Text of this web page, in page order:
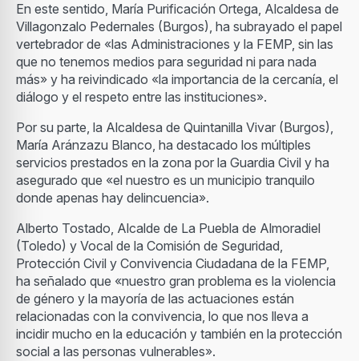
En este sentido, María Purificación Ortega, Alcaldesa de
Villagonzalo Pedernales (Burgos), ha subrayado el papel
vertebrador de «las Administraciones y la FEMP, sin las
que no tenemos medios para seguridad ni para nada
más» y ha reivindicado «la importancia de la cercanía, el
diálogo y el respeto entre las instituciones».
Por su parte, la Alcaldesa de Quintanilla Vivar (Burgos),
María Aránzazu Blanco, ha destacado los múltiples
servicios prestados en la zona por la Guardia Civil y ha
asegurado que «el nuestro es un municipio tranquilo
donde apenas hay delincuencia».
Alberto Tostado, Alcalde de La Puebla de Almoradiel
(Toledo) y Vocal de la Comisión de Seguridad,
Protección Civil y Convivencia Ciudadana de la FEMP,
ha señalado que «nuestro gran problema es la violencia
de género y la mayoría de las actuaciones están
relacionadas con la convivencia, lo que nos lleva a
incidir mucho en la educación y también en la protección
social a las personas vulnerables».